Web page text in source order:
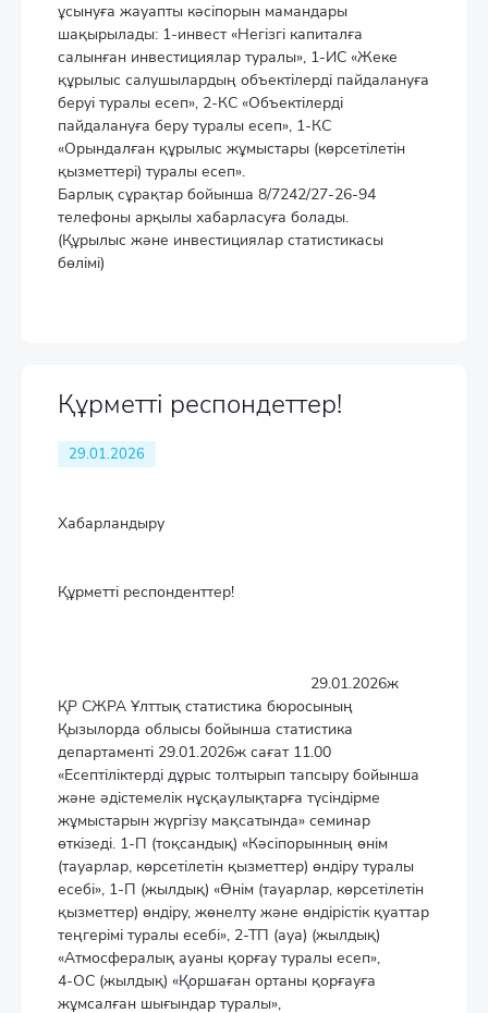
ұсынуға жауапты кәсіпорын мамандары
шақырылады: 1-инвест «Негізгі капиталға
салынған инвестициялар туралы», 1-ИС «Жеке
құрылыс салушылардың объектілерді пайдалануға
беруі туралы есеп», 2-КС «Объектілерді
пайдалануға беру туралы есеп», 1-КС
«Орындалған құрылыс жұмыстары (көрсетілетін
қызметтері) туралы есеп».
Барлық сұрақтар бойынша 8/7242/27-26-94
телефоны арқылы хабарласуға болады.
(Құрылыс және инвестициялар статистикасы
бөлімі)
Құрметті респондеттер!
29.01.2026
Хабарландыру
Құрметті респонденттер!
29.01.2026ж
ҚР СЖРА Ұлттық статистика бюросының
Қызылорда облысы бойынша статистика
департаменті 29.01.2026ж сағат 11.00
«Есептіліктерді дұрыс толтырып тапсыру бойынша
және әдістемелік нұсқаулықтарға түсіндірме
жұмыстарын жүргізу мақсатында» семинар
өткізеді. 1-П (тоқсандық) «Кәсіпорынның өнім
(тауарлар, көрсетілетін қызметтер) өндіру туралы
есебі», 1-П (жылдық) «Өнім (тауарлар, көрсетілетін
қызметтер) өндіру, жөнелту және өндірістік қуаттар
теңгерімі туралы есебі», 2-ТП (ауа) (жылдық)
«Атмосфералық ауаны қорғау туралы есеп»,
4-ОС (жылдық) «Қоршаған ортаны қорғауға
жұмсалған шығындар туралы»,